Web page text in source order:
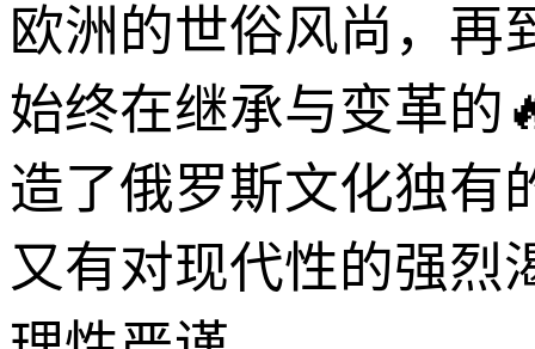
欧洲的世俗风尚，再
始终在继承与变革的
造了俄罗斯文化独有
又有对现代性的强烈